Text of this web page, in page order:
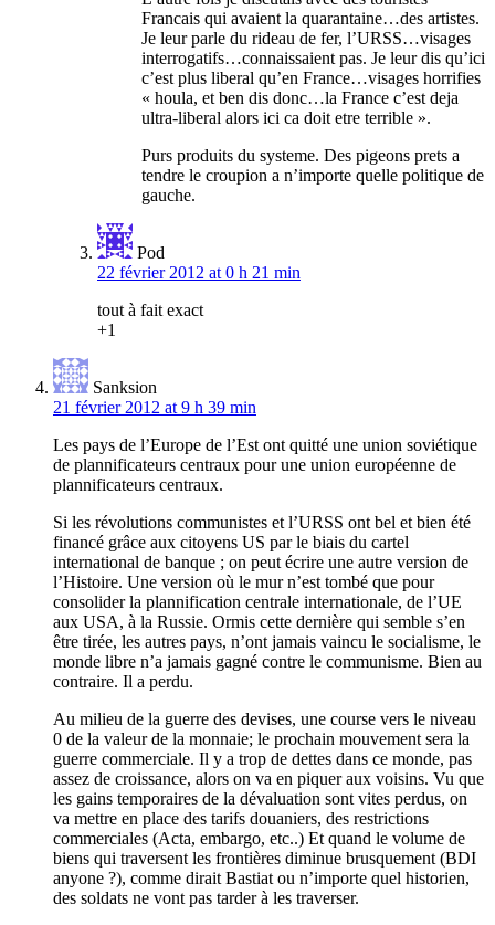
Francais qui avaient la quarantaine…des artistes.
Je leur parle du rideau de fer, l’URSS…visages
interrogatifs…connaissaient pas. Je leur dis qu’ici
c’est plus liberal qu’en France…visages horrifies
« houla, et ben dis donc…la France c’est deja
ultra-liberal alors ici ca doit etre terrible ».
Purs produits du systeme. Des pigeons prets a
tendre le croupion a n’importe quelle politique de
gauche.
Pod
22 février 2012 at 0 h 21 min
tout à fait exact
+1
Sanksion
21 février 2012 at 9 h 39 min
Les pays de l’Europe de l’Est ont quitté une union soviétique
de plannificateurs centraux pour une union européenne de
plannificateurs centraux.
Si les révolutions communistes et l’URSS ont bel et bien été
financé grâce aux citoyens US par le biais du cartel
international de banque ; on peut écrire une autre version de
l’Histoire. Une version où le mur n’est tombé que pour
consolider la plannification centrale internationale, de l’UE
aux USA, à la Russie. Ormis cette dernière qui semble s’en
être tirée, les autres pays, n’ont jamais vaincu le socialisme, le
monde libre n’a jamais gagné contre le communisme. Bien au
contraire. Il a perdu.
Au milieu de la guerre des devises, une course vers le niveau
0 de la valeur de la monnaie; le prochain mouvement sera la
guerre commerciale. Il y a trop de dettes dans ce monde, pas
assez de croissance, alors on va en piquer aux voisins. Vu que
les gains temporaires de la dévaluation sont vites perdus, on
va mettre en place des tarifs douaniers, des restrictions
commerciales (Acta, embargo, etc..) Et quand le volume de
biens qui traversent les frontières diminue brusquement (BDI
anyone ?), comme dirait Bastiat ou n’importe quel historien,
des soldats ne vont pas tarder à les traverser.